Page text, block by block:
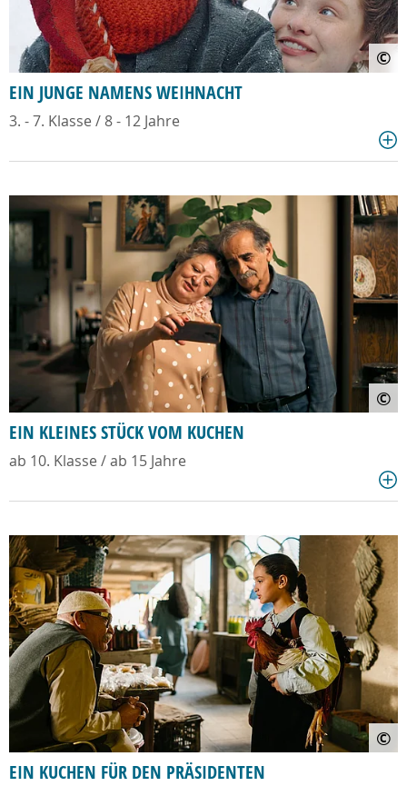
©
EIN JUNGE NAMENS WEIHNACHT
3. - 7. Klasse / 8 - 12 Jahre
©
EIN KLEINES STÜCK VOM KUCHEN
ab 10. Klasse / ab 15 Jahre
©
EIN KUCHEN FÜR DEN PRÄSIDENTEN